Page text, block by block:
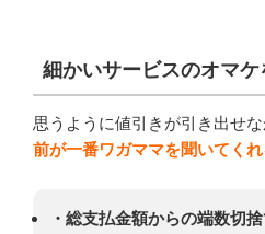
細かいサービスのオマ
思うように値引きが引き出せな
前が一番ワガママを聞いてくれ
・総支払金額からの端数切